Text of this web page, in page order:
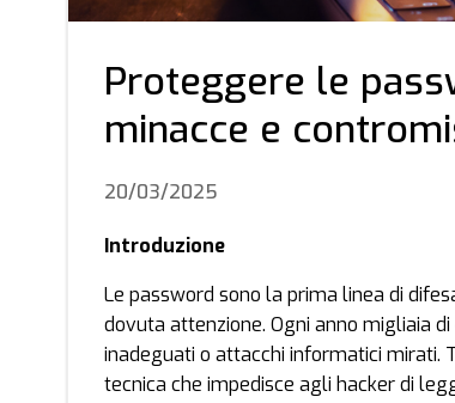
Proteggere le
minacce e
20/03/2025
Introduzione
Le password sono la prima linea di
dovuta attenzione. Ogni anno migliaia
inadeguati o attacchi informatici mirati.
tecnica che impedisce agli hacker di